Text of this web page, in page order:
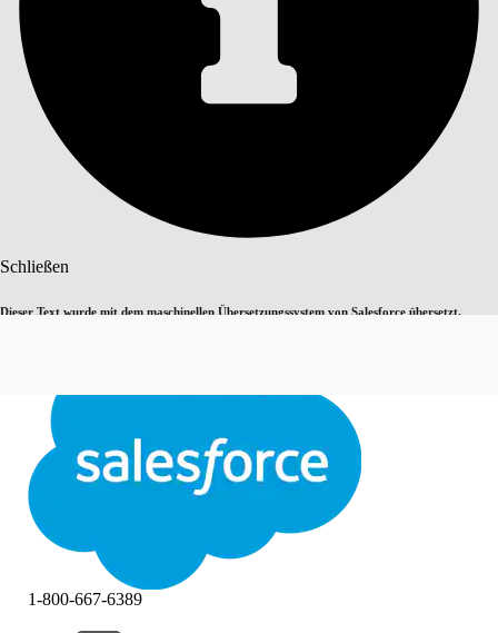
Schließen
Dieser Text wurde mit dem maschinellen Übersetzungssystem von Salesforce übersetzt.
Schließen
1-800-667-6389